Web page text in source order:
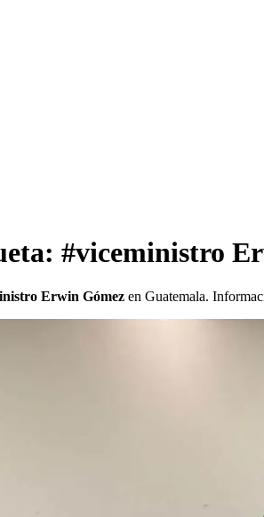
#viceministro
Erwin Gómez en Guatemala.